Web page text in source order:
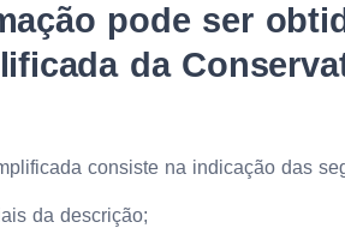
pode ser
da
consiste na indicação das
da descrição;